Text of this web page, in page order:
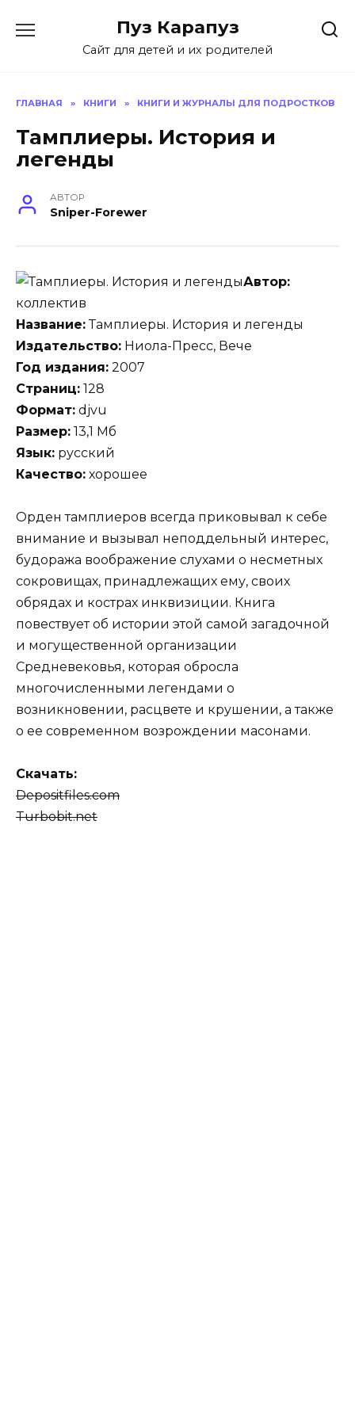
Пуз Карапуз
Сайт для детей и их родителей
ГЛАВНАЯ » КНИГИ » КНИГИ И ЖУРНАЛЫ ДЛЯ ПОДРОСТКОВ
Тамплиеры. История и
легенды
АВТОР
Sniper-Forewer
Автор:
коллектив
Название:Тамплиеры. История и легенды
Издательство: Ниола-Пресс, Вече
Год издания: 2007
Страниц: 128
Формат: djvu
Размер: 13,1 Мб
Язык: русский
Качество: хорошее
Орден тамплиеров всегда приковывал к себе
внимание и вызывал неподдельный интерес,
будоража воображение слухами о несметных
сокровищах, принадлежащих ему, своих
обрядах и кострах инквизиции. Книга
повествует об истории этой самой загадочной
и могущественной организации
Средневековья, которая обросла
многочисленными легендами о
возникновении, расцвете и крушении, а также
о ее современном возрождении масонами.
Скачать:
Depositfiles.com
Turbobit.net